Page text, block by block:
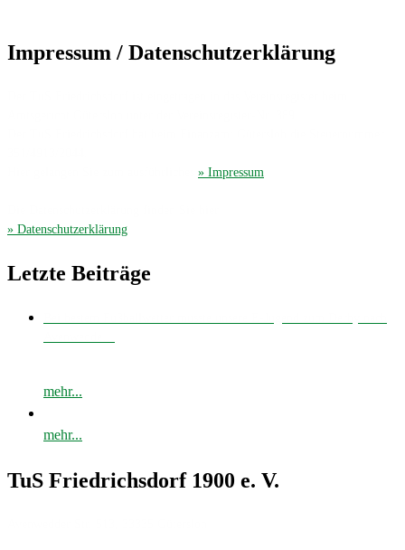
Impressum / Datenschutzerklärung
» Impressum
» Datenschutzerklärung
Letzte Beiträge
mehr...
mehr...
TuS Friedrichsdorf 1900 e. V.